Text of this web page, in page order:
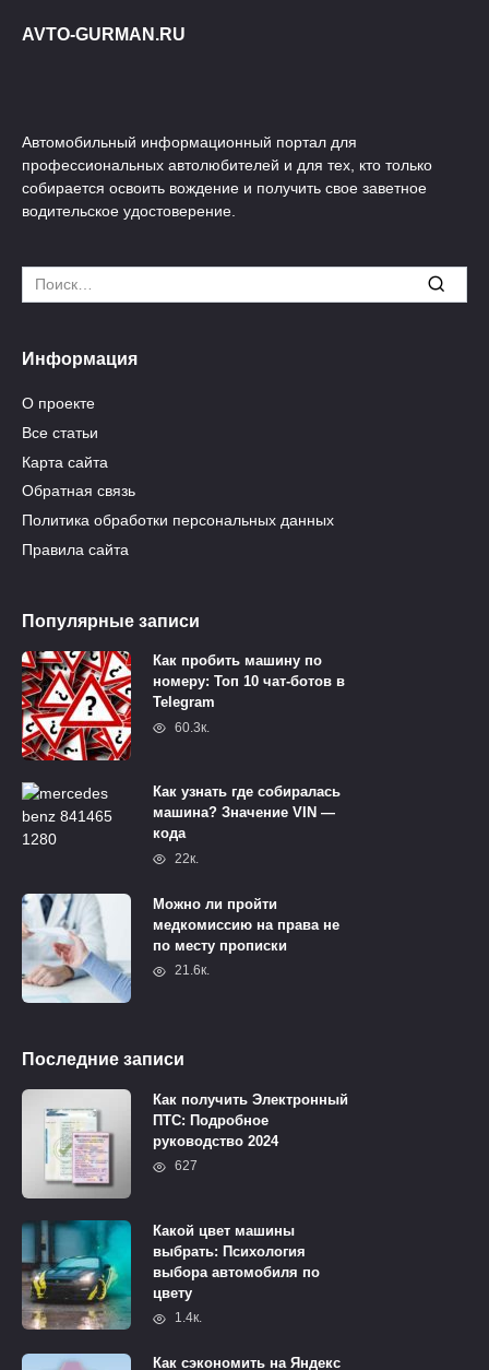
AVTO-GURMAN.RU
Автомобильный информационный портал для
профессиональных автолюбителей и для тех, кто только
собирается освоить вождение и получить свое заветное
водительское удостоверение.
Search
for:
Информация
О проекте
Все статьи
Карта сайта
Обратная связь
Политика обработки персональных данных
Правила сайта
Популярные записи
Как пробить машину по
номеру: Топ 10 чат-ботов в
Telegram
60.3к.
Как узнать где собиралась
машина? Значение VIN —
кода
22к.
Можно ли пройти
медкомиссию на права не
по месту прописки
21.6к.
Последние записи
Как получить Электронный
ПТС: Подробное
руководство 2024
627
Какой цвет машины
выбрать: Психология
выбора автомобиля по
цвету
1.4к.
Как сэкономить на Яндекс